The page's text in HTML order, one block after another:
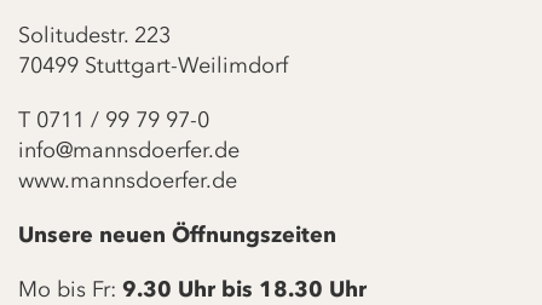
Solitudestr. 223
70499 Stuttgart-Weilimdorf
T 0711 / 99 79 97-0
info@mannsdoerfer.de
www.mannsdoerfer.de
Unsere neuen Öffnungszeiten
Mo bis Fr: 9.30 Uhr bis 18.30 Uhr